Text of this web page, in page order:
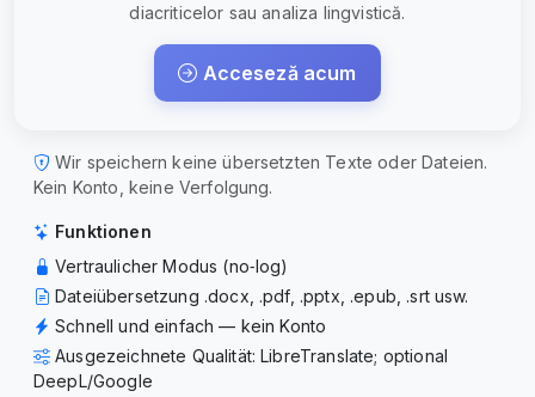
diacriticelor sau analiza lingvistică.
Acceseză acum
Wir speichern keine übersetzten Texte oder Dateien.
Kein Konto, keine Verfolgung.
Funktionen
Vertraulicher Modus (no‑log)
Dateiübersetzung .docx, .pdf, .pptx, .epub, .srt usw.
Schnell und einfach — kein Konto
Ausgezeichnete Qualität: LibreTranslate; optional
DeepL/Google